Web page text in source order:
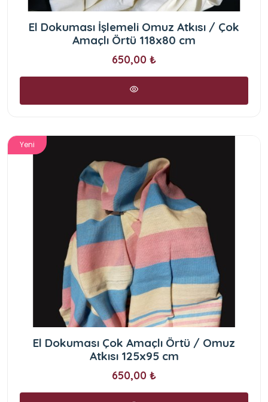
El Dokuması İşlemeli Omuz Atkısı / Çok
Amaçlı Örtü 118x80 cm
650,00 ₺
Yeni
El Dokuması Çok Amaçlı Örtü / Omuz
Atkısı 125x95 cm
650,00 ₺